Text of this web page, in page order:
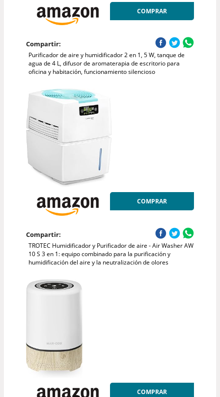
COMPRAR
Compartir:
Purificador de aire y humidificador 2 en 1, 5 W, tanque de
agua de 4 L, difusor de aromaterapia de escritorio para
oficina y habitación, funcionamiento silencioso
COMPRAR
Compartir:
TROTEC Humidificador y Purificador de aire - Air Washer AW
10 S 3 en 1: equipo combinado para la purificación y
humidificación del aire y la neutralización de olores
COMPRAR